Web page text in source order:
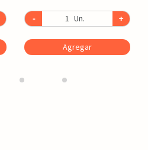
- Un. +
Agregar